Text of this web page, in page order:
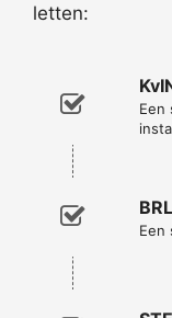
letten:
Een
Een